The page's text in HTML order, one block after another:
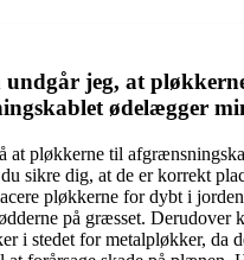
jeg, at
ødelægger
at pløkkerne til
sikre dig, at de er korrekt
pløkkerne for dybt i
på græsset. Derudover
i stedet for metalpløkker, da